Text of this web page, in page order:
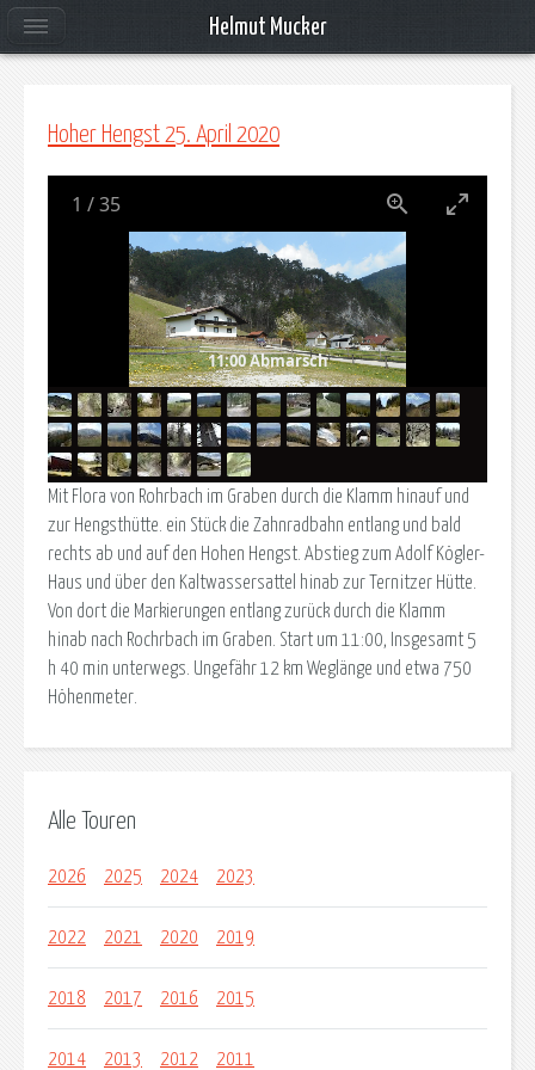
Hoher Hengst 25. April 2020
11:00 Abmarsch
1 /35
Mit Flora von Rohrbach im Graben durch die Klamm hinauf und
zur Hengsthütte. ein Stück die Zahnradbahn entlang und bald
rechts ab und auf den Hohen Hengst. Abstieg zum Adolf Kögler-
Haus und über den Kaltwassersattel hinab zur Ternitzer Hütte.
Von dort die Markierungen entlang zurück durch die Klamm
hinab nach Rochrbach im Graben. Start um 11:00, Insgesamt 5
h 40 min unterwegs. Ungefähr 12 km Weglänge und etwa 750
Höhenmeter.
Alle Touren
2026 2025 2024 2023
2022 2021 2020 2019
2018 2017 2016 2015
2014 2013 2012 2011
Helmut Mucker